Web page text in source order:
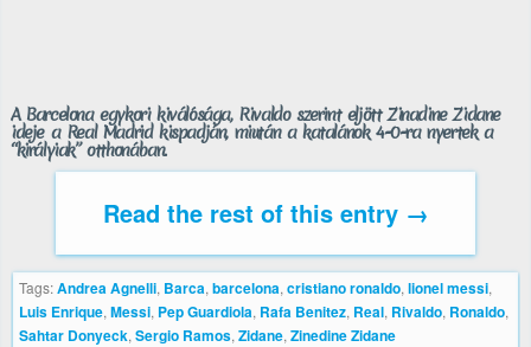
A Barcelona egykori kiválósága, Rivaldo szerint eljött Zinadine Zidane
ideje a Real Madrid kispadján, miután a katalánok 4-0-ra nyertek a
“királyiak” otthonában.
Read the rest of this entry →
Tags:Andrea Agnelli, Barca, barcelona, cristiano ronaldo, lionel messi,
Luis Enrique, Messi, Pep Guardiola, Rafa Benitez, Real, Rivaldo, Ronaldo,
Sahtar Donyeck, Sergio Ramos, Zidane, Zinedine Zidane